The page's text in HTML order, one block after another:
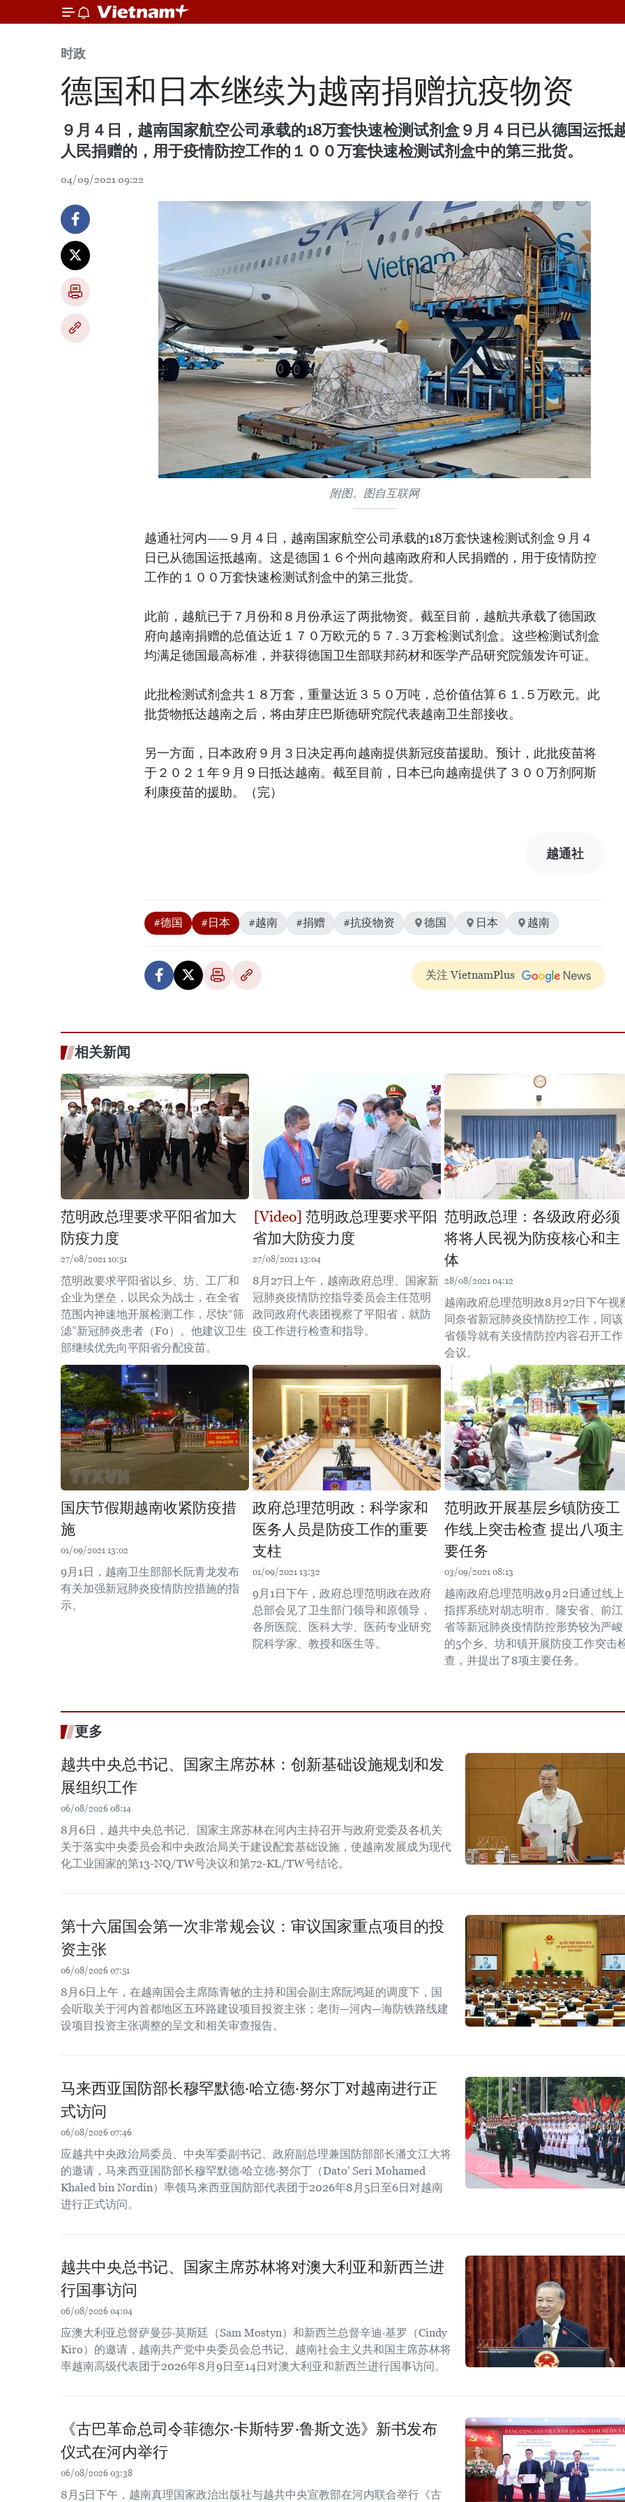
时政
德国和日本继续为越南捐赠抗疫物资
９月４日，越南国家航空公司承载的18万套快速检测试剂盒９月４日已从德国运抵
人民捐赠的，用于疫情防控工作的１００万套快速检测试剂盒中的第三批货。
04/09/2021 09:22
附图。图自互联网
越通社河内——９月４日，越南国家航空公司承载的18万套快速检测试剂盒９月４
日已从德国运抵越南。这是德国１６个州向越南政府和人民捐赠的，用于疫情防控
工作的１００万套快速检测试剂盒中的第三批货。
此前，越航已于７月份和８月份承运了两批物资。截至目前，越航共承载了德国政
府向越南捐赠的总值达近１７０万欧元的５７.３万套检测试剂盒。这些检测试剂盒
均满足德国最高标准，并获得德国卫生部联邦药材和医学产品研究院颁发许可证。
此批检测试剂盒共１８万套，重量达近３５０万吨，总价值估算６１.５万欧元。此
批货物抵达越南之后，将由芽庄巴斯德研究院代表越南卫生部接收。
另一方面，日本政府９月３日决定再向越南提供新冠疫苗援助。预计，此批疫苗将
于２０２１年９月９日抵达越南。截至目前，日本已向越南提供了３００万剂阿斯
利康疫苗的援助。（完）
越通社
#德国 #日本 #越南 #捐赠 #抗疫物资 德国 日本 越南
关注 VietnamPlus
相关新闻
范明政总理要求平阳省加大
防疫力度
27/08/2021 10:51
范明政要求平阳省以乡、坊、工厂和
企业为堡垒，以民众为战士，在全省
范围内神速地开展检测工作，尽快“筛
滤”新冠肺炎患者（F0）。他建议卫生
部继续优先向平阳省分配疫苗。
范明政总理要求平阳
省加大防疫力度
27/08/2021 13:04
8月27日上午，越南政府总理、国家新
冠肺炎疫情防控指导委员会主任范明
政同政府代表团视察了平阳省，就防
疫工作进行检查和指导。
范明政总理：各级政府必须
将将人民视为防疫核心和主
体
28/08/2021 04:12
越南政府总理范明政8月27日下午视
同奈省新冠肺炎疫情防控工作，同该
省领导就有关疫情防控内容召开工作
会议。
国庆节假期越南收紧防疫措
施
01/09/2021 13:02
9月1日，越南卫生部部长阮青龙发布
有关加强新冠肺炎疫情防控措施的指
示。
政府总理范明政：科学家和
医务人员是防疫工作的重要
支柱
01/09/2021 13:32
9月1日下午，政府总理范明政在政府
总部会见了卫生部门领导和原领导，
各所医院、医科大学、医药专业研究
院科学家、教授和医生等。
范明政开展基层乡镇防疫工
作线上突击检查 提出八项主
要任务
03/09/2021 08:13
越南政府总理范明政9月2日通过线上
指挥系统对胡志明市、隆安省、前江
省等新冠肺炎疫情防控形势较为严峻
的5个乡、坊和镇开展防疫工作突击
查，并提出了8项主要任务。
更多
越共中央总书记、国家主席苏林：创新基础设施规划和发
展组织工作
06/08/2026 08:14
8月6日，越共中央总书记、国家主席苏林在河内主持召开与政府党委及各机关
关于落实中央委员会和中央政治局关于建设配套基础设施，使越南发展成为现代
化工业国家的第13-NQ/TW号决议和第72-KL/TW号结论。
第十六届国会第一次非常规会议：审议国家重点项目的投
资主张
06/08/2026 07:51
8月6日上午，在越南国会主席陈青敏的主持和国会副主席阮鸿延的调度下，国
会听取关于河内首都地区五环路建设项目投资主张；老街—河内—海防铁路线建
设项目投资主张调整的呈文和相关审查报告。
马来西亚国防部长穆罕默德·哈立德·努尔丁对越南进行正
式访问
06/08/2026 07:46
应越共中央政治局委员、中央军委副书记、政府副总理兼国防部部长潘文江大将
的邀请，马来西亚国防部长穆罕默德·哈立德·努尔丁（Dato' Seri Mohamed
Khaled bin Nordin）率领马来西亚国防部代表团于2026年8月5日至6日对越南
进行正式访问。
越共中央总书记、国家主席苏林将对澳大利亚和新西兰进
行国事访问
06/08/2026 04:04
应澳大利亚总督萨曼莎·莫斯廷（Sam Mostyn）和新西兰总督辛迪·基罗（Cindy
Kiro）的邀请，越南共产党中央委员会总书记、越南社会主义共和国主席苏林将
率越南高级代表团于2026年8月9日至14日对澳大利亚和新西兰进行国事访问。
《古巴革命总司令菲德尔·卡斯特罗·鲁斯文选》新书发布
仪式在河内举行
06/08/2026 03:38
8月5日下午，越南真理国家政治出版社与越共中央宣教部在河内联合举行《古